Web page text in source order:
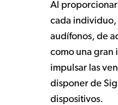
Al
cada individuo,
audífonos, de
como una gran
impulsar las
disponer de
dispositivos.